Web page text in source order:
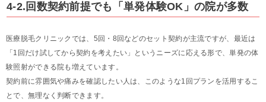
4-2.回数契約前提でも「単発体験OK」の院が多数
医療脱毛クリニックでは、5回・8回などのセット契約が主流ですが、最近は
「1回だけ試してから契約を考えたい」というニーズに応える形で、単発の体
験照射ができる院も増えています。
契約前に雰囲気や痛みを確認したい人は、このような1回プランを活用するこ
とで、無理なく判断できます。